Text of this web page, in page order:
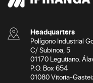
Headquarters
Polígono Industrial
C/ Subinoa, 5
01170 Legutiano.
P.O. Box 654
01080 Vitoria-